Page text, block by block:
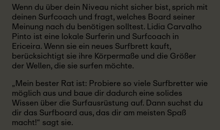
Wenn du über dein Niveau nicht sicher bist, sprich mit
deinen Surfcoach und fragt, welches Board seiner
Meinung nach du benötigen solltest. Lidia Carvalho
Pinto ist eine lokale Surferin und Surfcoach in
Ericeira. Wenn sie ein neues Surfbrett kauft,
berücksichtigt sie ihre Körpermaße und die Größer
der Wellen, die sie surfen möchte.
„Mein bester Rat ist: Probiere so viele Surfbretter wie
möglich aus und baue dir dadurch eine solides
Wissen über die Surfausrüstung auf. Dann suchst du
dir das Surfboard aus, das dir am meisten Spaß
macht!“ sagt sie.